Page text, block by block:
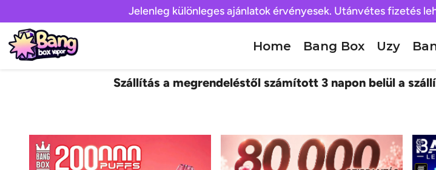
Jelenleg különleges ajánlatok érvényesek. Utánvétes fizetés
Home Bang Box Uzy
Szállítás a megrendeléstől számított 3 napon belül a